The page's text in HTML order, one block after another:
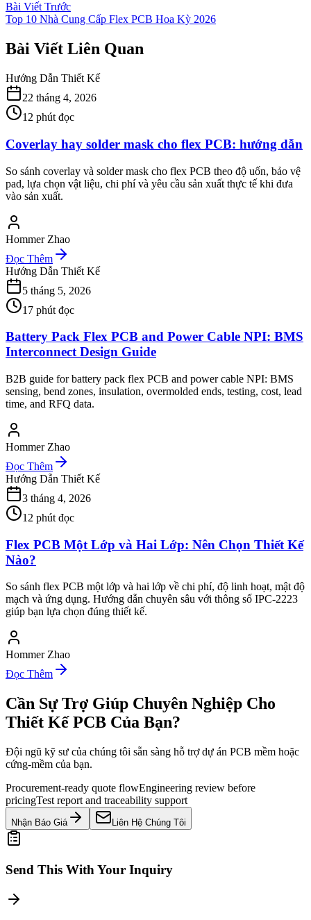
Bài Viết Trước
Top 10 Nhà Cung Cấp Flex PCB Hoa Kỳ 2026
Bài Viết Liên Quan
Hướng Dẫn Thiết Kế
22 tháng 4, 2026
12 phút đọc
Coverlay hay solder mask cho flex PCB: hướng dẫn
So sánh coverlay và solder mask cho flex PCB theo độ uốn, bảo vệ
pad, lựa chọn vật liệu, chi phí và yêu cầu sản xuất thực tế khi đưa
vào sản xuất.
Hommer Zhao
Đọc Thêm
Hướng Dẫn Thiết Kế
5 tháng 5, 2026
17 phút đọc
Battery Pack Flex PCB and Power Cable NPI: BMS
Interconnect Design Guide
B2B guide for battery pack flex PCB and power cable NPI: BMS
sensing, bend zones, insulation, overmolded ends, testing, cost, lead
time, and RFQ data.
Hommer Zhao
Đọc Thêm
Hướng Dẫn Thiết Kế
3 tháng 4, 2026
12 phút đọc
Flex PCB Một Lớp và Hai Lớp: Nên Chọn Thiết Kế
Nào?
So sánh flex PCB một lớp và hai lớp về chi phí, độ linh hoạt, mật độ
mạch và ứng dụng. Hướng dẫn chuyên sâu với thông số IPC-2223
giúp bạn lựa chọn đúng thiết kế.
Hommer Zhao
Đọc Thêm
Cần Sự Trợ Giúp Chuyên Nghiệp Cho
Thiết Kế PCB Của Bạn?
Đội ngũ kỹ sư của chúng tôi sẵn sàng hỗ trợ dự án PCB mềm hoặc
cứng-mềm của bạn.
Procurement-ready quote flowEngineering review before
pricingTest report and traceability support
Nhận Báo Giá Liên Hệ Chúng Tôi
Send This With Your Inquiry